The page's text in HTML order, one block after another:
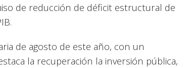
de reducción de déficit estructural de
de agosto de este año, con un
la recuperación la inversión pública,